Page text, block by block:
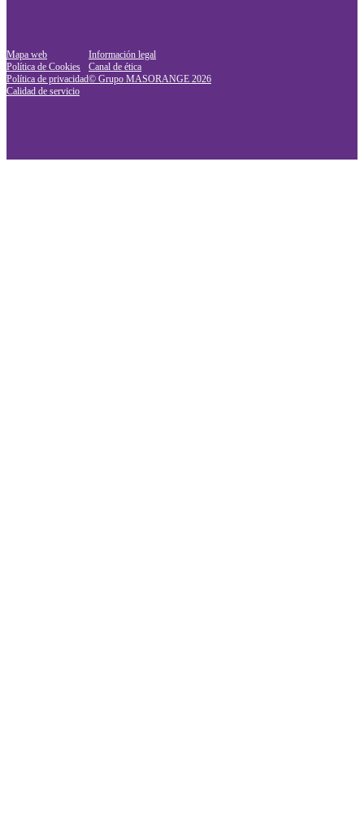
Mapa web
Política de Cookies
Política de privacidad
Calidad de servicio
Información legal
Canal de ética
© Grupo MASORANGE 2026